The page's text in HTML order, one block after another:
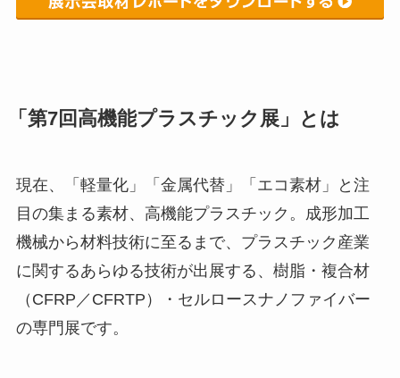
「第7回高機能プラスチック展」とは
現在、「軽量化」「金属代替」「エコ素材」と注
目の集まる素材、高機能プラスチック。成形加工
機械から材料技術に至るまで、プラスチック産業
に関するあらゆる技術が出展する、樹脂・複合材
（CFRP／CFRTP）・セルロースナノファイバー
の専門展です。